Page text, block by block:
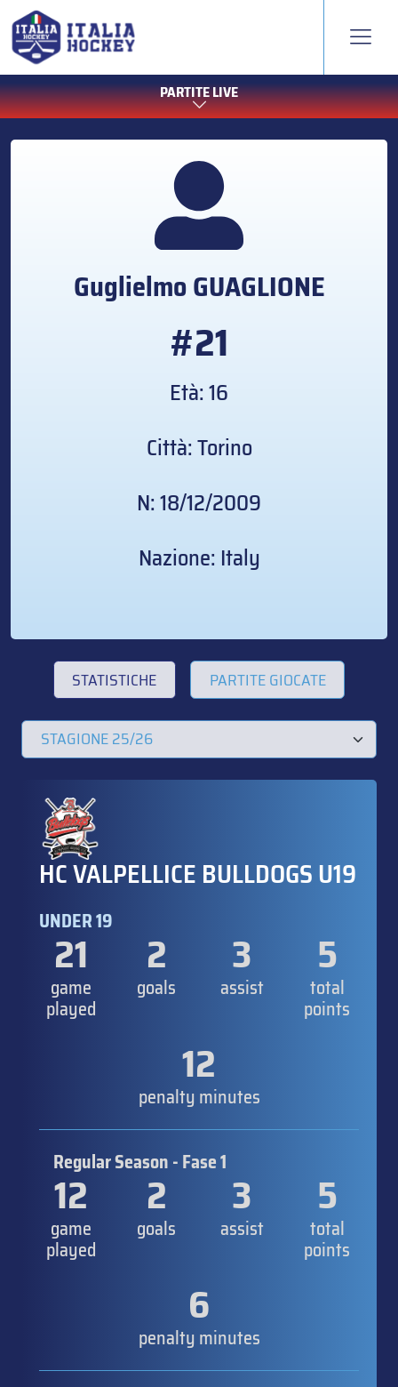
PARTITE LIVE
GuglielmoGUAGLIONE
#21
Età: 16
Città: Torino
N: 18/12/2009
Nazione: Italy
STATISTICHE PARTITE GIOCATE
HC VALPELLICE BULLDOGS U19
UNDER 19
21
game
played
2
goals
3
assist
5
total
points
12
penalty minutes
Regular Season - Fase 1
12
game
played
2
goals
3
assist
5
total
points
6
penalty minutes